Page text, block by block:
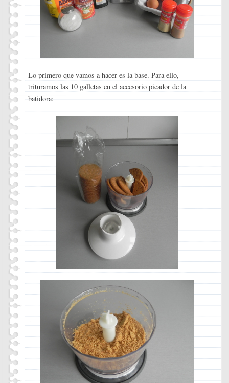
Lo primero que vamos a hacer es la base. Para ello,
trituramos las 10 galletas en el accesorio picador de la
batidora: